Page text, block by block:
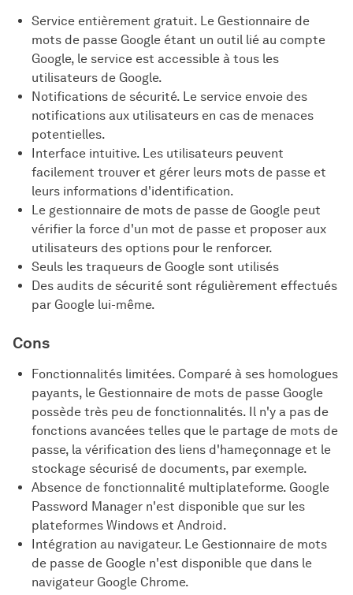
Service entièrement gratuit. Le Gestionnaire de
mots de passe Google étant un outil lié au compte
Google, le service est accessible à tous les
utilisateurs de Google.
Notifications de sécurité. Le service envoie des
notifications aux utilisateurs en cas de menaces
potentielles.
Interface intuitive. Les utilisateurs peuvent
facilement trouver et gérer leurs mots de passe et
leurs informations d'identification.
Le gestionnaire de mots de passe de Google peut
vérifier la force d'un mot de passe et proposer aux
utilisateurs des options pour le renforcer.
Seuls les traqueurs de Google sont utilisés
Des audits de sécurité sont régulièrement effectués
par Google lui-même.
Cons
Fonctionnalités limitées. Comparé à ses homologues
payants, le Gestionnaire de mots de passe Google
possède très peu de fonctionnalités. Il n'y a pas de
fonctions avancées telles que le partage de mots de
passe, la vérification des liens d'hameçonnage et le
stockage sécurisé de documents, par exemple.
Absence de fonctionnalité multiplateforme. Google
Password Manager n'est disponible que sur les
plateformes Windows et Android.
Intégration au navigateur. Le Gestionnaire de mots
de passe de Google n'est disponible que dans le
navigateur Google Chrome.